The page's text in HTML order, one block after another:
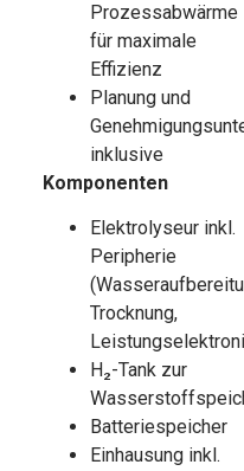
Prozessabwärme
für maximale
Effizienz
Planung und
inklusive
Komponenten
Elektrolyseur inkl.
Peripherie
Trocknung,
H₂-Tank zur
Batteriespeicher
Einhausung inkl.